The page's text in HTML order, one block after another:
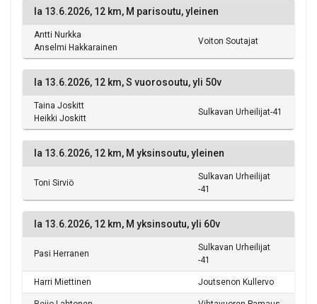
la 13.6.2026, 12 km, M parisoutu, yleinen
Antti Nurkka
Anselmi Hakkarainen
Voiton Soutajat
la 13.6.2026, 12 km, S vuorosoutu, yli 50v
Taina Joskitt
Heikki Joskitt
Sulkavan Urheilijat-41
la 13.6.2026, 12 km, M yksinsoutu, yleinen
Toni Sirviö
Sulkavan Urheilijat
-41
la 13.6.2026, 12 km, M yksinsoutu, yli 60v
Pasi Herranen
Sulkavan Urheilijat
-41
Harri Miettinen Joutsenon Kullervo